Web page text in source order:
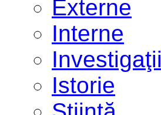
Externe
Interne
Investigaţii
Istorie